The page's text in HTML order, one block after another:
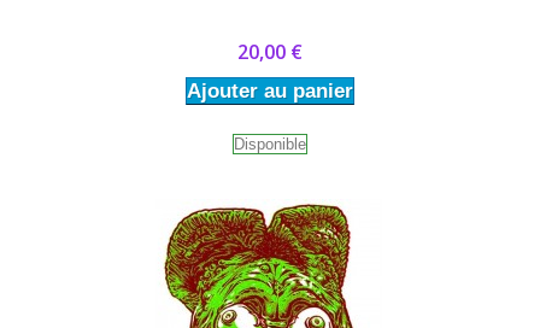
20,00 €
Ajouter au panier
Disponible